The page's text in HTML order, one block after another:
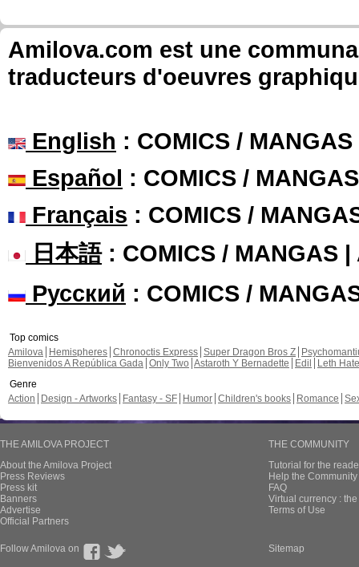
Amilova.com est une
traducteurs d'oeuvres
English : COMICS /
Español : COMICS /
Français : COMICS /
日本語: COMICS / MANGAS |
Русский : COMICS /
Top comics
Amilova
Hemispheres Chronoctis Express Super Dragon Bros Z
Bienvenidos A República Gada Only Two Astaroth Y Bernadette Edil
Leth Hate
Genre
Action
Design - Artworks Fantasy - SF Humor Children's books Romance
THE AMILOVA PROJECT
About the Amilova Project
Press Reviews
Press kit
Banners
Advertise
Official Partners
THE COMMUNITY
Tutorial for the
Help the
FAQ
Virtual currency :
Terms of Use
Follow Amilova on Sitemap